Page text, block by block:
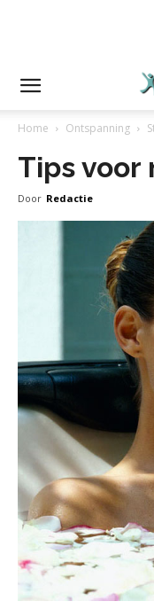
Home Ontspanning
Tips voor
Door Redactie